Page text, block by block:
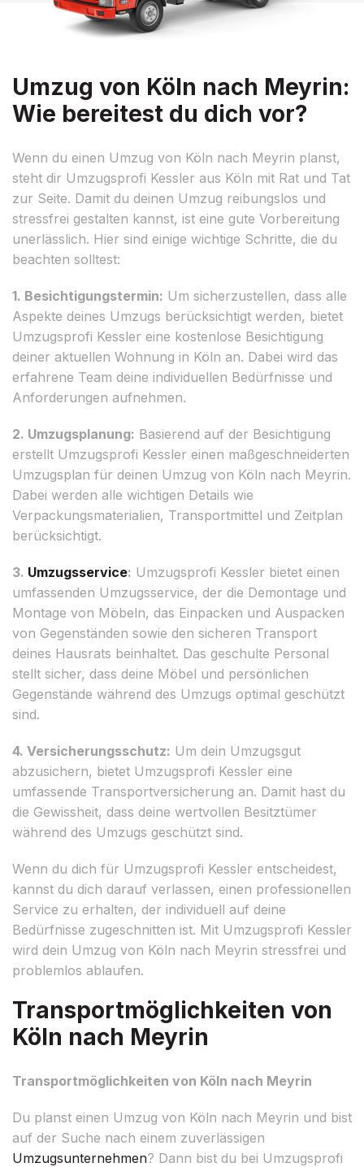
Umzug von Köln nach Meyrin:
Wie bereitest du dich vor?
Wenn du einen Umzug von Köln nach Meyrin planst,
steht dir Umzugsprofi Kessler aus Köln mit Rat und Tat
zur Seite. Damit du deinen Umzug reibungslos und
stressfrei gestalten kannst, ist eine gute Vorbereitung
unerlässlich. Hier sind einige wichtige Schritte, die du
beachten solltest:
1. Besichtigungstermin: Um sicherzustellen, dass alle
Aspekte deines Umzugs berücksichtigt werden, bietet
Umzugsprofi Kessler eine kostenlose Besichtigung
deiner aktuellen Wohnung in Köln an. Dabei wird das
erfahrene Team deine individuellen Bedürfnisse und
Anforderungen aufnehmen.
2. Umzugsplanung: Basierend auf der Besichtigung
erstellt Umzugsprofi Kessler einen maßgeschneiderten
Umzugsplan für deinen Umzug von Köln nach Meyrin.
Dabei werden alle wichtigen Details wie
Verpackungsmaterialien, Transportmittel und Zeitplan
berücksichtigt.
3. Umzugsservice: Umzugsprofi Kessler bietet einen
umfassenden Umzugsservice, der die Demontage und
Montage von Möbeln, das Einpacken und Auspacken
von Gegenständen sowie den sicheren Transport
deines Hausrats beinhaltet. Das geschulte Personal
stellt sicher, dass deine Möbel und persönlichen
Gegenstände während des Umzugs optimal geschützt
sind.
4. Versicherungsschutz: Um dein Umzugsgut
abzusichern, bietet Umzugsprofi Kessler eine
umfassende Transportversicherung an. Damit hast du
die Gewissheit, dass deine wertvollen Besitztümer
während des Umzugs geschützt sind.
Wenn du dich für Umzugsprofi Kessler entscheidest,
kannst du dich darauf verlassen, einen professionellen
Service zu erhalten, der individuell auf deine
Bedürfnisse zugeschnitten ist. Mit Umzugsprofi Kessler
wird dein Umzug von Köln nach Meyrin stressfrei und
problemlos ablaufen.
Transportmöglichkeiten von
Köln nach Meyrin
Transportmöglichkeiten von Köln nach Meyrin
Du planst einen Umzug von Köln nach Meyrin und bist
auf der Suche nach einem zuverlässigen
Umzugsunternehmen? Dann bist du bei Umzugsprofi